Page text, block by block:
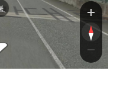
만대